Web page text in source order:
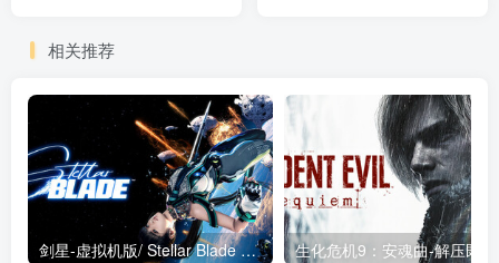
相关推荐
剑星-虚拟机版/ Stellar Blade v1.4.1|Build.19963153 终极版新补丁 送修改器 免安装中文版